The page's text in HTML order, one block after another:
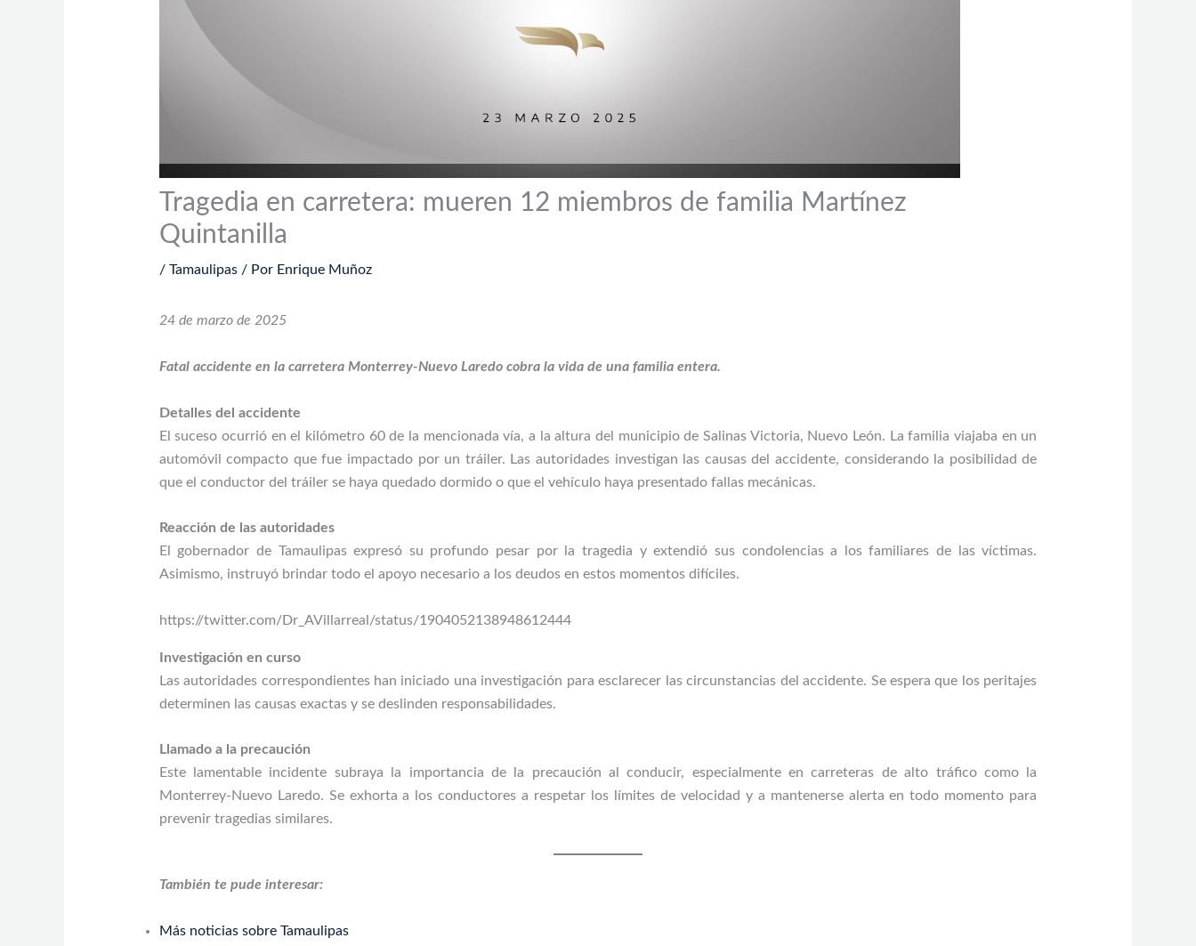
Tragedia en carretera: mueren 12 miembros de familia Martínez
Quintanilla
/ Tamaulipas/ Por Enrique Muñoz
24 de marzo de 2025
Fatal accidente en la carretera Monterrey-Nuevo Laredo cobra la vida de una familia entera.
Detalles del accidente
El suceso ocurrió en el kilómetro 60 de la mencionada vía, a la altura del municipio de Salinas Victoria, Nuevo León. La familia viajaba en un
automóvil compacto que fue impactado por un tráiler. Las autoridades investigan las causas del accidente, considerando la posibilidad de
que el conductor del tráiler se haya quedado dormido o que el vehículo haya presentado fallas mecánicas. ​
Reacción de las autoridades
El gobernador de Tamaulipas expresó su profundo pesar por la tragedia y extendió sus condolencias a los familiares de las víctimas.
Asimismo, instruyó brindar todo el apoyo necesario a los deudos en estos momentos difíciles.​
https://twitter.com/Dr_AVillarreal/status/1904052138948612444
Investigación en curso
Las autoridades correspondientes han iniciado una investigación para esclarecer las circunstancias del accidente. Se espera que los peritajes
determinen las causas exactas y se deslinden responsabilidades.
Llamado a la precaución
Este lamentable incidente subraya la importancia de la precaución al conducir, especialmente en carreteras de alto tráfico como la
Monterrey-Nuevo Laredo. Se exhorta a los conductores a respetar los límites de velocidad y a mantenerse alerta en todo momento para
prevenir tragedias similares.
También te pude interesar:
Más noticias sobre Tamaulipas